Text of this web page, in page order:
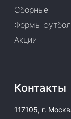
Сборные
Формы
Акции
Контакты
117105, г.